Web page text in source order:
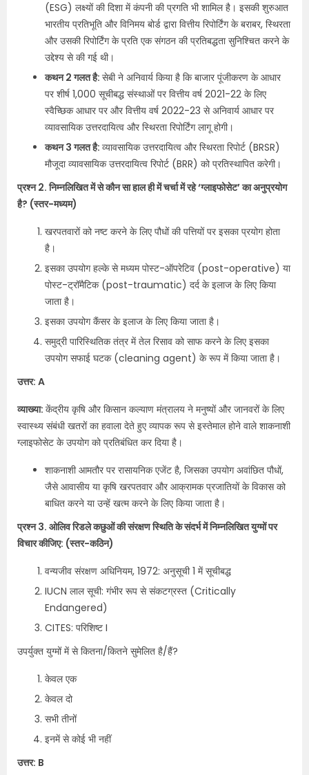
(ESG) लक्ष्यों की दिशा में कंपनी की प्रगति भी शामिल है। इसकी शुरुआत
भारतीय प्रतिभूति और विनिमय बोर्ड द्वारा वित्तीय रिपोर्टिंग के बराबर, स्थिरता
और उसकी रिपोर्टिंग के प्रति एक संगठन की प्रतिबद्धता सुनिश्चित करने के
उद्देश्य से की गई थी।
कथन 2 गलत है: सेबी ने अनिवार्य किया है कि बाजार पूंजीकरण के आधार
पर शीर्ष 1,000 सूचीबद्ध संस्थाओं पर वित्तीय वर्ष 2021-22 के लिए
स्वैच्छिक आधार पर और वित्तीय वर्ष 2022-23 से अनिवार्य आधार पर
व्यावसायिक उत्तरदायित्व और स्थिरता रिपोर्टिंग लागू होगी।
कथन 3 गलत है: व्यावसायिक उत्तरदायित्व और स्थिरता रिपोर्ट (BRSR)
मौजूदा व्यावसायिक उत्तरदायित्व रिपोर्ट (BRR) को प्रतिस्थापित करेगी।
प्रश्न 2. निम्नलिखित में से कौन सा हाल ही में चर्चा में रहे ‘ग्लाइफोसेट’ का अनुप्रयोग
है? (स्तर-मध्यम)
खरपतवारों को नष्ट करने के लिए पौधों की पत्तियों पर इसका प्रयोग होता
है।
इसका उपयोग हल्के से मध्यम पोस्ट-ऑपरेटिव (post-operative) या
पोस्ट-ट्रॉमैटिक (post-traumatic) दर्द के इलाज के लिए किया
जाता है।
इसका उपयोग कैंसर के इलाज के लिए किया जाता है।
समुद्री पारिस्थितिक तंत्र में तेल रिसाव को साफ करने के लिए इसका
उपयोग सफाई घटक (cleaning agent) के रूप में किया जाता है।
उत्तर: A
व्याख्या: केंद्रीय कृषि और किसान कल्याण मंत्रालय ने मनुष्यों और जानवरों के लिए
स्वास्थ्य संबंधी खतरों का हवाला देते हुए व्यापक रूप से इस्तेमाल होने वाले शाकनाशी
ग्लाइफोसेट के उपयोग को प्रतिबंधित कर दिया है।
शाकनाशी आमतौर पर रासायनिक एजेंट है, जिसका उपयोग अवांछित पौधों,
जैसे आवासीय या कृषि खरपतवार और आक्रामक प्रजातियों के विकास को
बाधित करने या उन्हें खत्म करने के लिए किया जाता है।
प्रश्न 3. ओलिव रिडले कछुओं की संरक्षण स्थिति के संदर्भ में निम्नलिखित युग्मों पर
विचार कीजिए: (स्तर-कठिन)
वन्यजीव संरक्षण अधिनियम, 1972: अनुसूची 1 में सूचीबद्ध
IUCN लाल सूची: गंभीर रूप से संकटग्रस्त (Critically
Endangered)
CITES: परिशिष्ट I
उपर्युक्त युग्मों में से कितना/कितने सुमेलित है/हैं?
केवल एक
केवल दो
सभी तीनों
इनमें से कोई भी नहीं
उत्तर: B